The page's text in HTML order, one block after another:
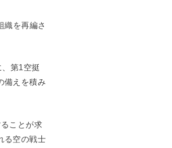
織を再編さ
第1空挺
備えを積み
ことが求
る空の戦士